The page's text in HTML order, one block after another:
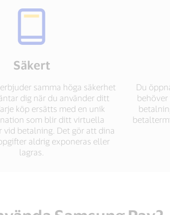
Säkert
samma höga säkerhet
dig när du använder ditt
köp ersätts med en unik
som blir ditt virtuella
vid betalning. Det gör att dina
aldrig exponeras eller
lagras.
Du